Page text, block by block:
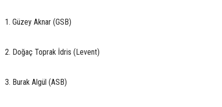
1. Güzey Aknar (GSB)
2. Doğaç Toprak İdris (Levent)
3. Burak Algül (ASB)